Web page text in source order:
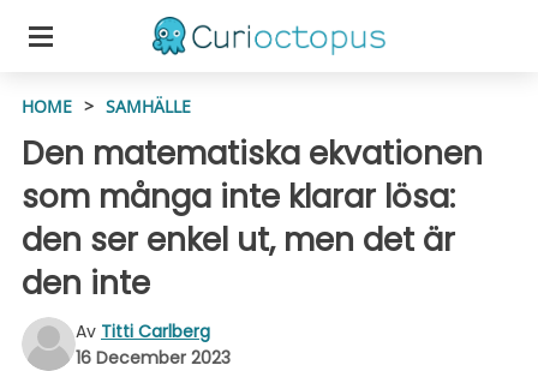
HOME > SAMHÄLLE
Den matematiska ekvationen
som många inte klarar lösa:
den ser enkel ut, men det är
den inte
Av Titti Carlberg
16 December 2023